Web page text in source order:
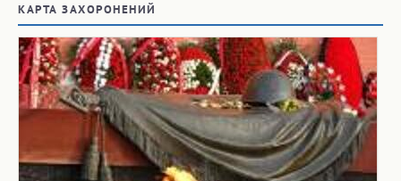
КАРТА ЗАХОРОНЕНИЙ